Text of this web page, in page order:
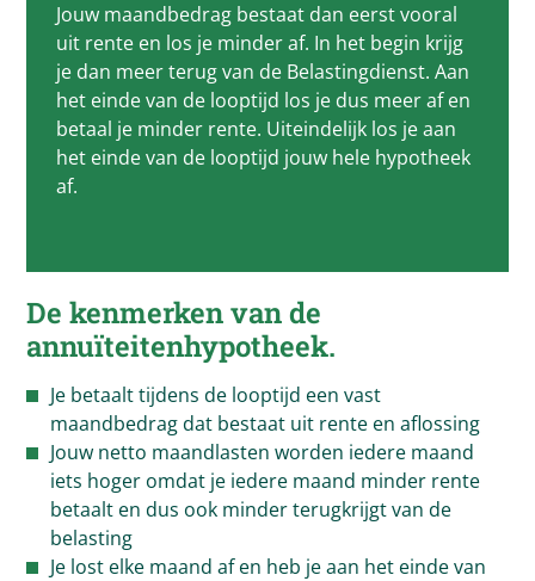
Jouw maandbedrag bestaat dan eerst vooral
uit rente en los je minder af. In het begin krijg
je dan meer terug van de Belastingdienst. Aan
het einde van de looptijd los je dus meer af en
betaal je minder rente. Uiteindelijk los je aan
het einde van de looptijd jouw hele hypotheek
af.
De kenmerken van de
annuïteitenhypotheek.
Je betaalt tijdens de looptijd een vast
maandbedrag dat bestaat uit rente en aflossing
Jouw netto maandlasten worden iedere maand
iets hoger omdat je iedere maand minder rente
betaalt en dus ook minder terugkrijgt van de
belasting
Je lost elke maand af en heb je aan het einde van